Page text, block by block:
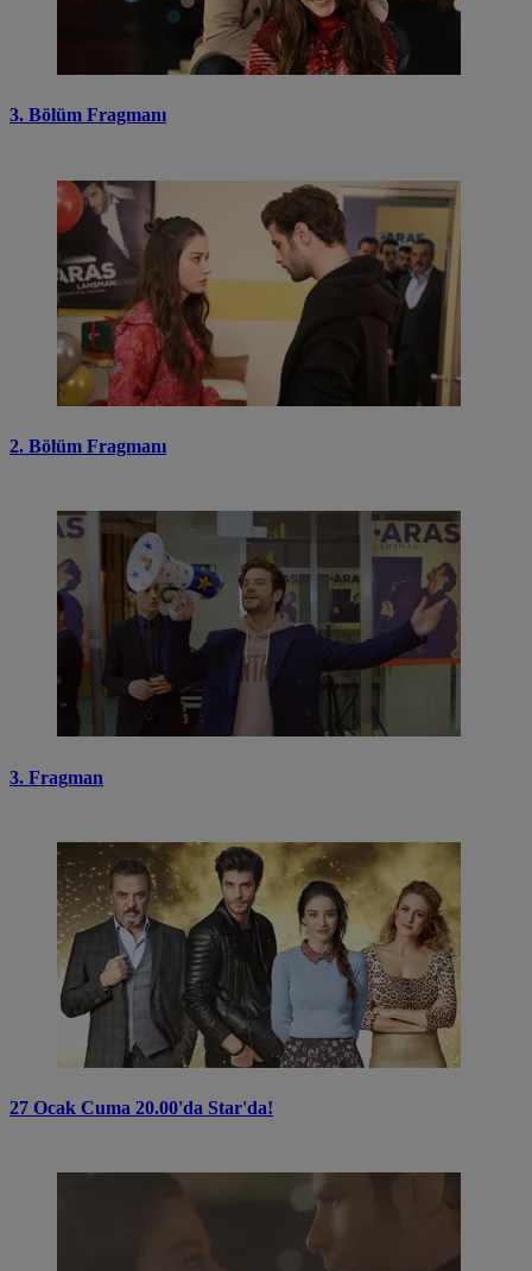
3. Bölüm Fragmanı
2. Bölüm Fragmanı
3. Fragman
27 Ocak Cuma 20.00'da Star'da!